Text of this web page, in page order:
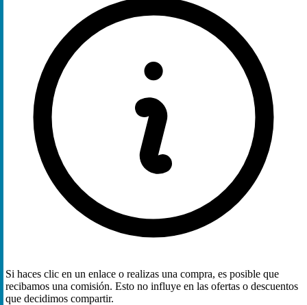
Si haces clic en un enlace o realizas una compra, es posible que
recibamos una comisión. Esto no influye en las ofertas o descuentos
que decidimos compartir.